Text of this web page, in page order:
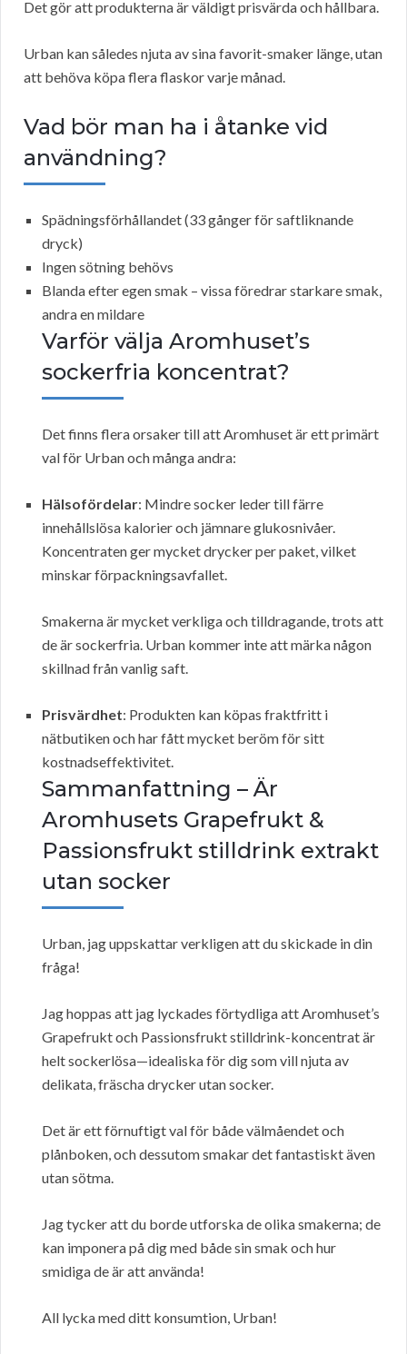
Det gör att produkterna är väldigt prisvärda och hållbara.
Urban kan således njuta av sina favorit-smaker länge, utan
att behöva köpa flera flaskor varje månad.
Vad bör man ha i åtanke vid
användning?
Spädningsförhållandet (33 gånger för saftliknande
dryck)
Ingen sötning behövs
Blanda efter egen smak – vissa föredrar starkare smak,
andra en mildare
Varför välja Aromhuset’s
sockerfria koncentrat?
Det finns flera orsaker till att Aromhuset är ett primärt
val för Urban och många andra:
Hälsofördelar: Mindre socker leder till färre
innehållslösa kalorier och jämnare glukosnivåer.
Koncentraten ger mycket drycker per paket, vilket
minskar förpackningsavfallet.
Smakerna är mycket verkliga och tilldragande, trots att
de är sockerfria. Urban kommer inte att märka någon
skillnad från vanlig saft.
Prisvärdhet: Produkten kan köpas fraktfritt i
nätbutiken och har fått mycket beröm för sitt
kostnadseffektivitet.
Sammanfattning – Är
Aromhusets Grapefrukt &
Passionsfrukt stilldrink extrakt
utan socker
Urban, jag uppskattar verkligen att du skickade in din
fråga!
Jag hoppas att jag lyckades förtydliga att Aromhuset’s
Grapefrukt och Passionsfrukt stilldrink-koncentrat är
helt sockerlösa—idealiska för dig som vill njuta av
delikata, fräscha drycker utan socker.
Det är ett förnuftigt val för både välmåendet och
plånboken, och dessutom smakar det fantastiskt även
utan sötma.
Jag tycker att du borde utforska de olika smakerna; de
kan imponera på dig med både sin smak och hur
smidiga de är att använda!
All lycka med ditt konsumtion, Urban!